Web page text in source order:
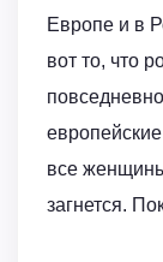
Европе и в
вот то, что
все женщины
загнется.